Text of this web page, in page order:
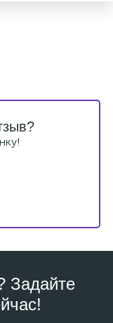
Задайте